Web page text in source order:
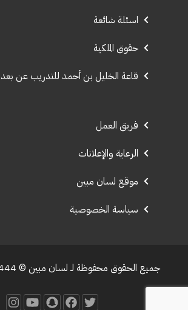
اسئلة شائعة
حقوق الملكية
قاعة الخليل بن أحمد للتدريب عن بعد
فريق العمل
الرعاية والإعلانات
موقع لسان مبين
سياسة الخصوصية
جميع الحقوق محفوظة لـ لسان مبين © 1444هـ - 2023 م